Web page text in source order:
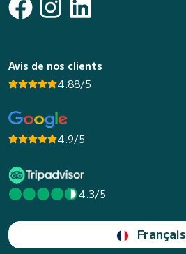
Avis de nos clients
4.88/5
4.9/5
4.3/5
Français